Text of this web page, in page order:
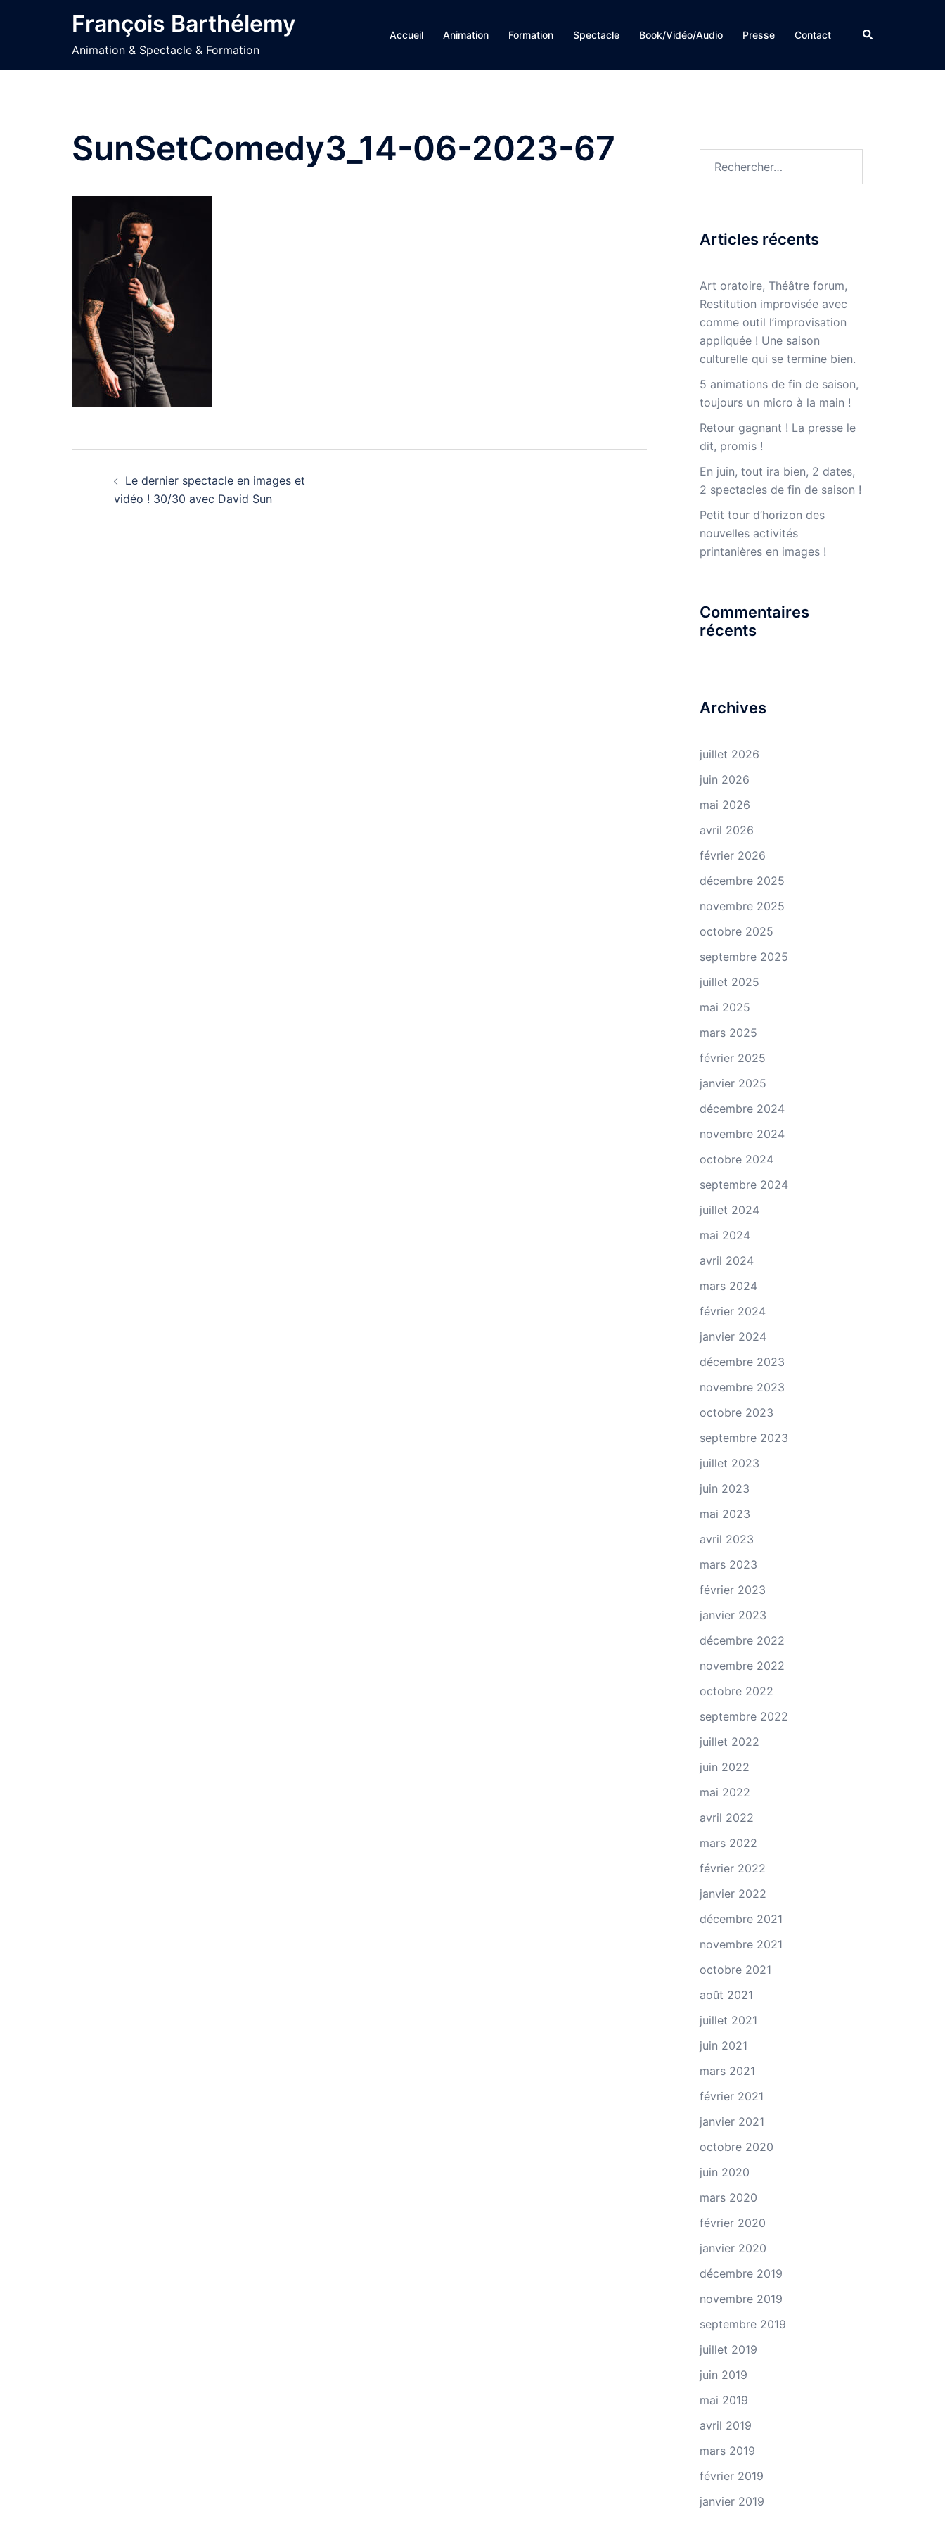
François Barthélemy
Animation & Spectacle & Formation
Accueil Animation Formation Spectacle Book/Vidéo/Audio Presse Contact Rechercher
SunSetComedy3_14-06-2023-67
d’article
Le dernier spectacle en images et
vidéo ! 30/30 avec David Sun
Articles récents
Art oratoire, Théâtre forum,
Restitution improvisée avec
comme outil l’improvisation
appliquée ! Une saison
culturelle qui se termine bien.
5 animations de fin de saison,
toujours un micro à la main !
Retour gagnant ! La presse le
dit, promis !
En juin, tout ira bien, 2 dates,
2 spectacles de fin de saison !
Petit tour d’horizon des
nouvelles activités
printanières en images !
Commentaires
récents
Archives
juillet 2026
juin 2026
mai 2026
avril 2026
février 2026
décembre 2025
novembre 2025
octobre 2025
septembre 2025
juillet 2025
mai 2025
mars 2025
février 2025
janvier 2025
décembre 2024
novembre 2024
octobre 2024
septembre 2024
juillet 2024
mai 2024
avril 2024
mars 2024
février 2024
janvier 2024
décembre 2023
novembre 2023
octobre 2023
septembre 2023
juillet 2023
juin 2023
mai 2023
avril 2023
mars 2023
février 2023
janvier 2023
décembre 2022
novembre 2022
octobre 2022
septembre 2022
juillet 2022
juin 2022
mai 2022
avril 2022
mars 2022
février 2022
janvier 2022
décembre 2021
novembre 2021
octobre 2021
août 2021
juillet 2021
juin 2021
mars 2021
février 2021
janvier 2021
octobre 2020
juin 2020
mars 2020
février 2020
janvier 2020
décembre 2019
novembre 2019
septembre 2019
juillet 2019
juin 2019
mai 2019
avril 2019
mars 2019
février 2019
janvier 2019